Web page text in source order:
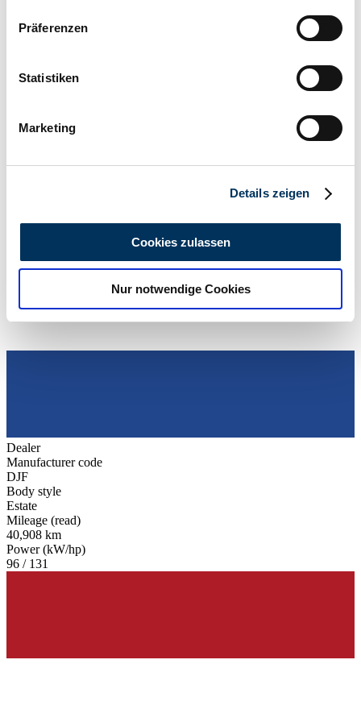
Informationen über Ihre geografische Lage
können
bestimmten Merkmalen (Fingerprinting) identifizieren
Erfahren Sie mehr darüber, wie Ihre persönlichen Daten
analysieren. Außerdem geben wir Informationen zu Ihrer
Verwendung unserer Website an unsere Partner für
soziale Medien, Werbung und Analysen weiter. Unsere
weiteren Daten zusammen, die Sie ihnen bereitgestellt
Präferenzen
Statistiken
Marketing
Details zeigen
Cookies zulassen
Nur notwendige Cookies
$49,0705 years ago
Dealer
Manufacturer code
DJF
Body style
Estate
Mileage (read)
40,908 km
Power (kW/hp)
96 / 131